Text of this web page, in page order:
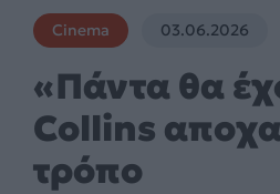
Cinema 03.06.2026
«Πάντα θα
Collins
τρόπο